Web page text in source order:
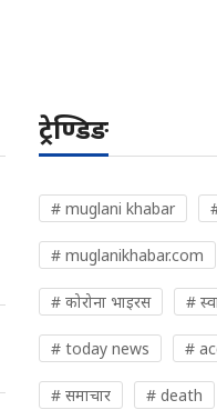
ट्रेण्डिङ
# muglani khabar
# muglanikhabar.com
# कोरोना भाइरस #
# today news #
# समाचार # death